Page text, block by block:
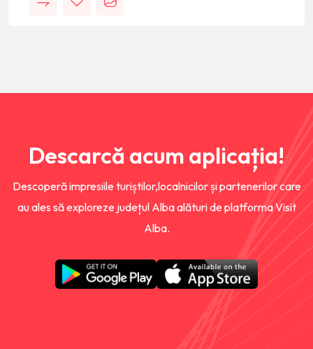
Descarcă acum aplicația!
Descoperă impresiile turiștilor,localnicilor și partenerilor care
au ales să exploreze județul Alba alături de platforma Visit
Alba.